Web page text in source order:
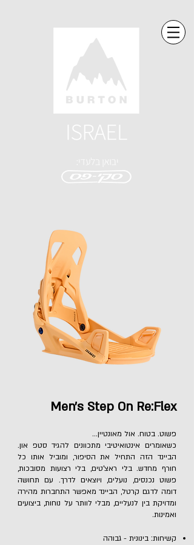
Men's Step On Re:Flex
פשוט. בטוח. אול מאונטיין…
כשאומרים אינטואיטיבי מתכוונים להגיד סטפ און.
הביינד הזה התחיל את הסיפור, ומוביל אותו כל
חורף מחדש. בלי ראצ'טים, בלי רצועות מסובכות,
פשוט נכנסים, נועלים, ויוצאים לדרך. עם תחושה
דומה לדגם קרטל, הביינד מאפשר התחברות מהירה
ומדויקת בין לנעליים, מבלי לוותר על נוחות, ביצועים
ואמינות.
קשיחות: בינונית - גבוהה